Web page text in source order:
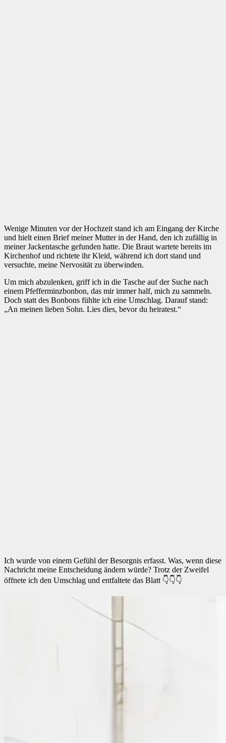
Wenige Minuten vor der Hochzeit stand ich am Eingang der Kirche
und hielt einen Brief meiner Mutter in der Hand, den ich zufällig in
meiner Jackentasche gefunden hatte. Die Braut wartete bereits im
Kirchenhof und richtete ihr Kleid, während ich dort stand und
versuchte, meine Nervosität zu überwinden.
Um mich abzulenken, griff ich in die Tasche auf der Suche nach
einem Pfefferminzbonbon, das mir immer half, mich zu sammeln.
Doch statt des Bonbons fühlte ich eine Umschlag. Darauf stand:
„An meinen lieben Sohn. Lies dies, bevor du heiratest.“
Ich wurde von einem Gefühl der Besorgnis erfasst. Was, wenn diese
Nachricht meine Entscheidung ändern würde? Trotz der Zweifel
öffnete ich den Umschlag und entfaltete das Blatt 👇👇👇